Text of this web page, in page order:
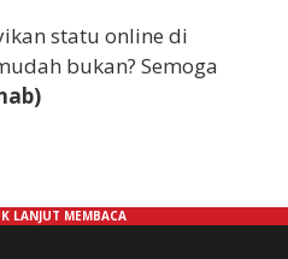
statu online di
bukan? Semoga